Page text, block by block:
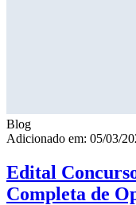
Blog
Adicionado em: 05/03/
Edital
Completa de